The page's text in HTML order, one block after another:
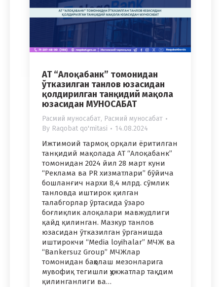
АТ “Алоқабанк” томонидан
ўтказилган танлов юзасидан
қолдирилган танқидий мақола
юзасидан МУНОСАБАТ
Расмий муносабат, Расмий муносабат
By Raqobat qo'mitasi 14.08.2024
Ижтимоий тармоқ орқали ёритилган
танқидий мақолада АТ “Алоқабанк”
томонидан 2024 йил 28 март куни
“Реклама ва PR хизматлари” бўйича
бошланғич нархи 8,4 млрд. сўмлик
танловда иштирок қилган
талабгорлар ўртасида ўзаро
боғлиқлик алоқалари мавжудлиги
қайд қилинган. Мазкур танлов
юзасидан ўтказилган ўрганишда
иштирокчи “Media loyihalar” МЧЖ ва
“Bankersuz Group” МЧЖлар
томонидан баҳолаш мезонларига
мувофиқ тегишли ҳужжатлар тақдим
қилинганлиги ва…